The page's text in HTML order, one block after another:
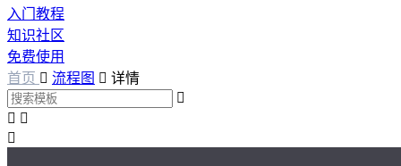
入门教程
知识社区
免费使用
首页  流程图  详情

 
